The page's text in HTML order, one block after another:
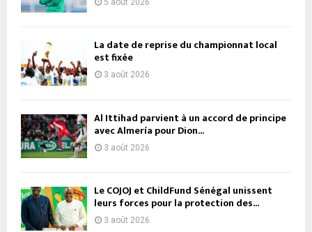
5 août 2026
La date de reprise du championnat local
est fixée
3 août 2026
Al Ittihad parvient à un accord de principe
avec Almería pour Dion...
3 août 2026
Le COJOJ et ChildFund Sénégal unissent
leurs forces pour la protection des...
3 août 2026